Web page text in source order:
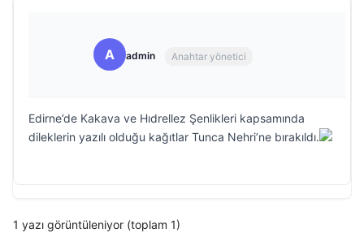
A admin Anahtar yönetici
Edirne’de Kakava ve Hıdrellez Şenlikleri kapsamında
dileklerin yazılı olduğu kağıtlar Tunca Nehri’ne bırakıldı.
1 yazı görüntüleniyor (toplam 1)